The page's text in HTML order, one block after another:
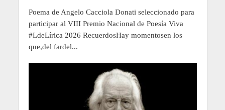
Poema de Angelo Cacciola Donati seleccionado para
participar al VIII Premio Nacional de Poesía Viva
#LdeLírica 2026 RecuerdosHay momentosen los
que,del fardel...